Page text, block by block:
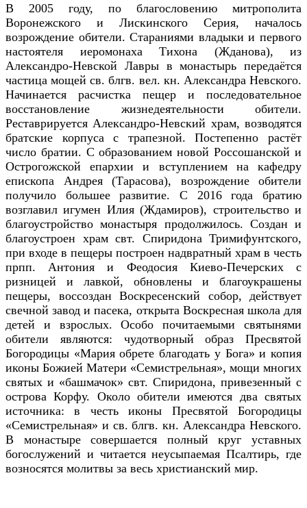
В 2005 году, по благословению митрополита
Воронежского и Лискинского Серия, началось
возрождение обители. Стараниями владыки и первого
настоятеля иеромонаха Тихона (Жданова), из
Александро-Невской Лавры в монастырь передаётся
частица мощей св. блгв. вел. кн. Александра Невского.
Начинается расчистка пещер и последовательное
восстановление жизнедеятельности обители.
Реставрируется Александро-Невский храм, возводятся
братские корпуса с трапезной. Постепенно растёт
число братии. С образованием новой Россошанской и
Острогожской епархии и вступлением на кафедру
епископа Андрея (Тарасова), возрождение обители
получило большее развитие. С 2016 года братию
возглавил игумен Илия (Ждамиров), строительство и
благоустройство монастыря продолжилось. Создан и
благоустроен храм свт. Спиридона Тримифунтского,
при входе в пещеры построен надвратный храм в честь
прпп. Антония и Феодосия Киево-Печерских с
ризницей и лавкой, обновлены и благоукрашены
пещеры, воссоздан Воскресенский собор, действует
свечной завод и пасека, открыта Воскресная школа для
детей и взрослых. Особо почитаемыми святынями
обители являются: чудотворный образ Пресвятой
Богородицы «Мария обрете благодать у Бога» и копия
иконы Божией Матери «Семистрельная», мощи многих
святых и «башмачок» свт. Спиридона, привезенный с
острова Корфу. Около обители имеются два святых
источника: в честь иконы Пресвятой Богородицы
«Семистрельная» и св. блгв. кн. Александра Невского.
В монастыре совершается полный круг уставных
богослужений и читается неусыпаемая Псалтирь, где
возносятся молитвы за весь христианский мир.